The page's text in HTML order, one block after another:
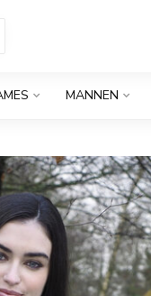
MANNEN